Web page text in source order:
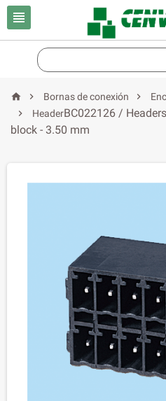

  Bornas de conexión 

HeaderBC022126 /
block - 3.50 mm